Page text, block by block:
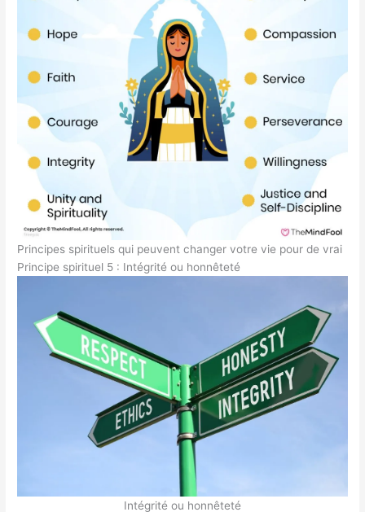
Principes spirituels qui peuvent changer votre vie pour de vrai
Principe spirituel 5 : Intégrité ou honnêteté
Intégrité ou honnêteté